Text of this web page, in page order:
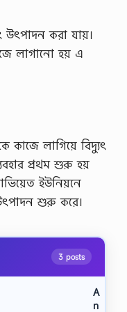
উৎপাদন করা যায়।
লাগানো হয় এ
কাজে লাগিয়ে বিদ্যুৎ
প্রথম শুরু হয়
ইউনিয়নে
উৎপাদন শুরু করে।
3 posts
A
n